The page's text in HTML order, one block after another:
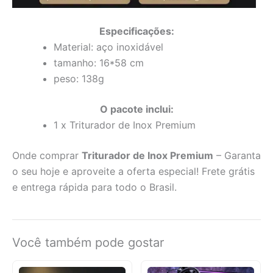
Especificações:
Material: aço inoxidável
tamanho: 16*58 cm
peso: 138g
O pacote inclui:
1 x Triturador de Inox Premium
Onde comprar Triturador de Inox Premium – Garanta
o seu hoje e aproveite a oferta especial! Frete grátis
e entrega rápida para todo o Brasil.
Você também pode gostar